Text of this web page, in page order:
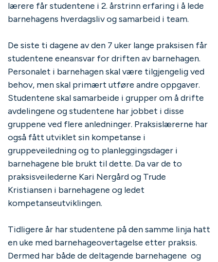
lærere får studentene i 2. årstrinn erfaring i å lede
barnehagens hverdagsliv og samarbeid i team.
De siste ti dagene av den 7 uker lange praksisen får
studentene eneansvar for driften av barnehagen.
Personalet i barnehagen skal være tilgjengelig ved
behov, men skal primært utføre andre oppgaver.
Studentene skal samarbeide i grupper om å drifte
avdelingene og studentene har jobbet i disse
gruppene ved flere anledninger. Praksislærerne har
også fått utviklet sin kompetanse i
gruppeveiledning og to planleggingsdager i
barnehagene ble brukt til dette. Da var de to
praksisveilederne Kari Nergård og Trude
Kristiansen i barnehagene og ledet
kompetanseutviklingen.
Tidligere år har studentene på den samme linja hatt
en uke med barnehageovertagelse etter praksis.
Dermed har både de deltagende barnehagene og